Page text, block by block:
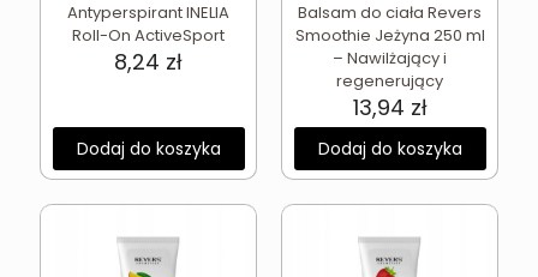
Antyperspirant INELIA
Roll-On ActiveSport
8,24 zł
Dodaj do koszyka
Balsam do ciała Revers
Smoothie Jeżyna 250 ml
– Nawilżający i
regenerujący
13,94 zł
Dodaj do koszyka